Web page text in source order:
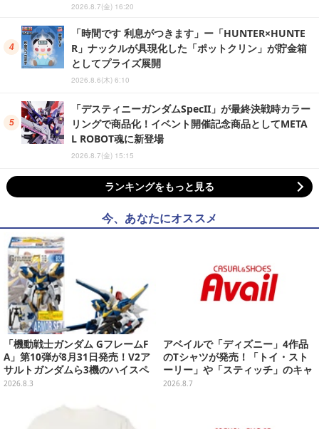
2026.8.7(金) 16:20
「時間です 利息がつきます」ー「HUNTER×HUNTE
R」ナックルが具現化した「ポットクリン」が貯金箱
としてプライズ展開
2026.8.6(木) 6:10
「デスティニーガンダムSpecII」が最終決戦時カラー
リングで商品化！イベント開催記念商品としてMETA
L ROBOT魂に新登場
2026.8.7(金) 15:15
ランキングをもっと見る
今、あなたにオススメ
「機動戦士ガンダム GフレームF
A」第10弾が8月31日発売！V2ア
サルトガンダムら3機のハイスペ
ック可動フィギュア
2026.8.3
アベイルで「ディズニー」4作品
のTシャツが発売！「トイ・スト
ーリー」や「スティッチ」のキャ
ラを刺しゅうでデザイン
2026.8.7